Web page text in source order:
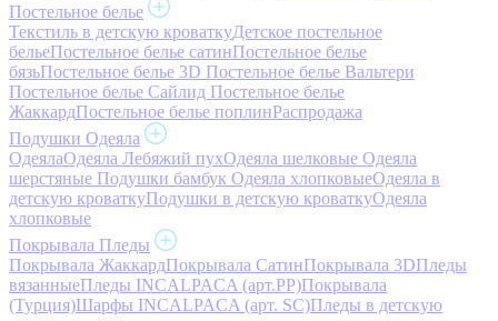
Постельное белье
Текстиль в детскую кроваткуДетское постельное
бельеПостельное белье сатинПостельное белье
бязьПостельное белье 3D Постельное белье Вальтери
Постельное белье Сайлид Постельное белье
ЖаккардПостельное белье поплинРаспродажа
Подушки Одеяла
ОдеялаОдеяла Лебяжий пухОдеяла шелковые Одеяла
шерстяные Подушки бамбук Одеяла хлопковыеОдеяла в
детскую кроваткуПодушки в детскую кроваткуОдеяла
хлопковые
Покрывала Пледы
Покрывала ЖаккардПокрывала СатинПокрывала 3DПледы
вязанныеПледы INCALPACA (арт.PP)Покрывала
(Турция)Шарфы INCALPACA (арт. SC)Пледы в детскую